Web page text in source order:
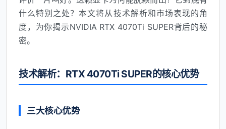
什么特别之处？本文将从技术解析和市场表现的角
度，为你揭示NVIDIA RTX 4070Ti SUPER背后的秘
密。
技术解析：RTX 4070Ti SUPER的核心优势
三大核心优势